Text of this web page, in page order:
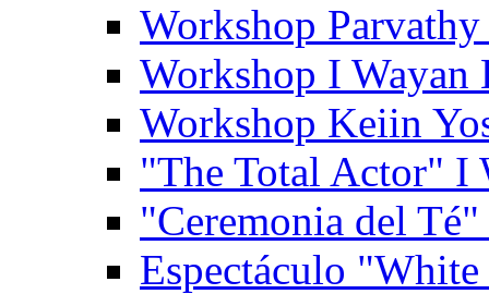
Workshop
Workshop I Wayan
Workshop Keiin
"The Total Actor" I
"Ceremonia del
Espectáculo